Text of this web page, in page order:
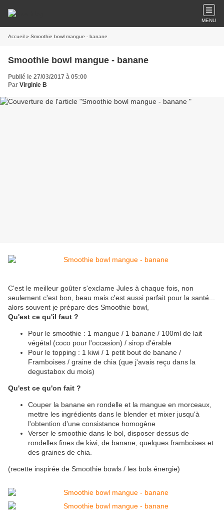
MENU
Accueil » Smoothie bowl mangue - banane
Smoothie bowl mangue - banane
Publié le 27/03/2017 à 05:00
Par Virginie B
C'est le meilleur goûter s'exclame Jules à chaque fois, non
seulement c'est bon, beau mais c'est aussi parfait pour la santé...
alors souvent je prépare des Smoothie bowl,
Qu'est ce qu'il faut ?
Pour le smoothie : 1 mangue / 1 banane / 100ml de lait
végétal (coco pour l'occasion) / sirop d'érable
Pour le topping : 1 kiwi / 1 petit bout de banane /
Framboises / graine de chia (que j'avais reçu dans la
degustabox du mois)
Qu'est ce qu'on fait ?
Couper la banane en rondelle et la mangue en morceaux,
mettre les ingrédients dans le blender et mixer jusqu'à
l'obtention d'une consistance homogène
Verser le smoothie dans le bol, disposer dessus de
rondelles fines de kiwi, de banane, quelques framboises et
des graines de chia.
(recette inspirée de Smoothie bowls / les bols énergie)